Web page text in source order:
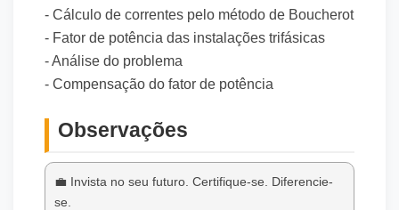
- Cálculo de correntes pelo método de Boucherot
- Fator de potência das instalações trifásicas
- Análise do problema
- Compensação do fator de potência
Observações
💼 Invista no seu futuro. Certifique-se. Diferencie-
se.